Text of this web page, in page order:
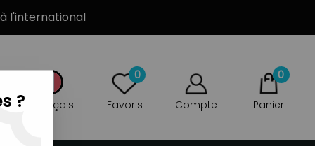
l'international
Français
0
Favoris Compte
0
Panier
?